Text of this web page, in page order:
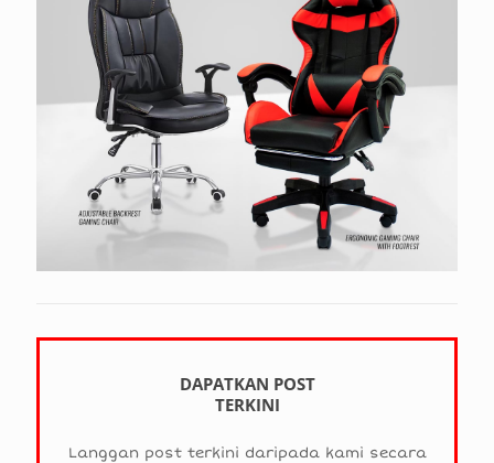
DAPATKAN POST
TERKINI
Langgan post terkini daripada kami secara